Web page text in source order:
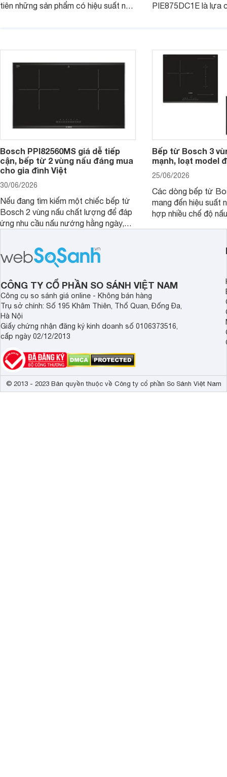
tiên những sản phẩm có hiệu suất nấu
mẫu bếp đáp ứng tốt các tiêu chí này.
PIE875DC1E là lựa
Bosch PPI82560MS giá dễ tiếp
cận, bếp từ 2 vùng nấu đáng mua
cho gia đình Việt
30/06/2026
Nếu đang tìm kiếm một chiếc bếp từ
Bosch 2 vùng nấu chất lượng để đáp
ứng nhu cầu nấu nướng hằng ngày,
chọn đáng cân nhắc.
Bếp từ Bosch 3
mạnh, loạt model
25/06/2026
Các dòng bếp từ
mang đến hiệu suất
hợp nhiều chế độ
vùng nấu đáng mua
CÔNG TY CỔ PHẦN SO SÁNH VIỆT NAM
Công cụ so sánh giá online - Không bán hàng
Trụ sở chính: Số 195 Khâm Thiên, Thổ Quan, Đống Đa,
Hà Nội
Giấy chứng nhận đăng ký kinh doanh số 0106373516,
cấp ngày 02/12/2013
© 2013 - 2023 Bản quyền thuộc về Công ty cổ phần So Sánh Việt Nam